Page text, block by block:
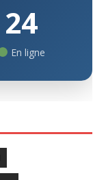
24
En ligne